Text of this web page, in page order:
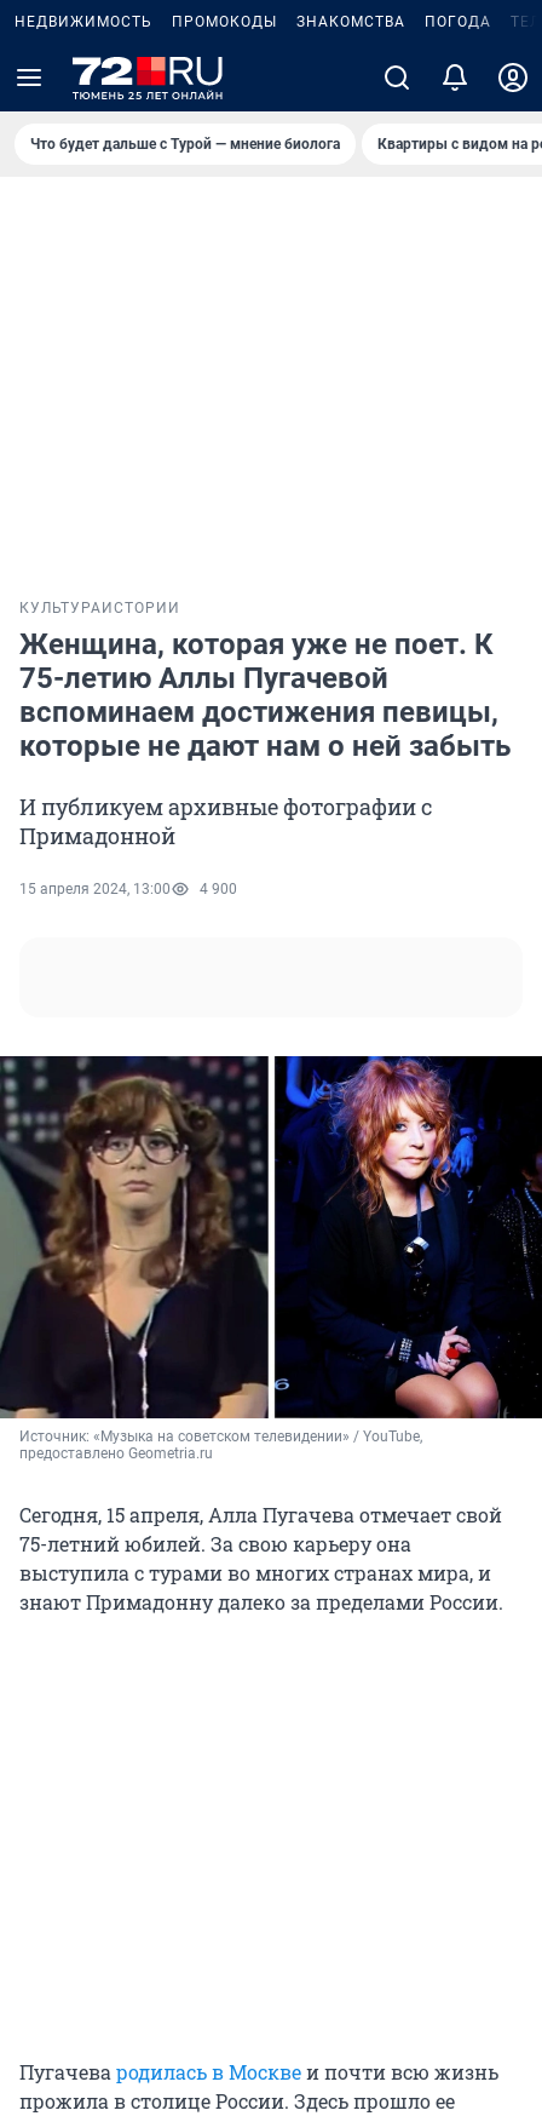
НЕДВИЖИМОСТЬ ПРОМОКОДЫ ЗНАКОМСТВА ПОГОДА
Что будет дальше с Турой — мнение биолога Квартиры с видом на
КУЛЬТУРА ИСТОРИИ
Женщина, которая уже не поет. К
75-летию Аллы Пугачевой
вспоминаем достижения певицы,
которые не дают нам о ней забыть
И публикуем архивные фотографии с
Примадонной
15 апреля 2024, 13:00 4 900
Источник: «Музыка на советском телевидении» / YouTube,
предоставлено Geometria.ru
Сегодня, 15 апреля, Алла Пугачева отмечает свой
75-летний юбилей. За свою карьеру она
выступила с турами во многих странах мира, и
знают Примадонну далеко за пределами России.
Пугачевародилась в Москвеи почти всю жизнь
прожила в столице России. Здесь прошло ее